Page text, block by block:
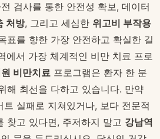
검사를 통한 안전성 확보, 데이터
처방, 그리고 세심한 위고비 부작용
표를 향한 가장 안전하고 확실한 길
에서 가장 체계적인 비만 치료 프로
비만치료 프로그램은 환자 한 분
해 최선을 다하고 있습니다. 만약
실패로 지쳐있거나, 보다 전문적
찾고 있다면, 주저하지 말고 강남역